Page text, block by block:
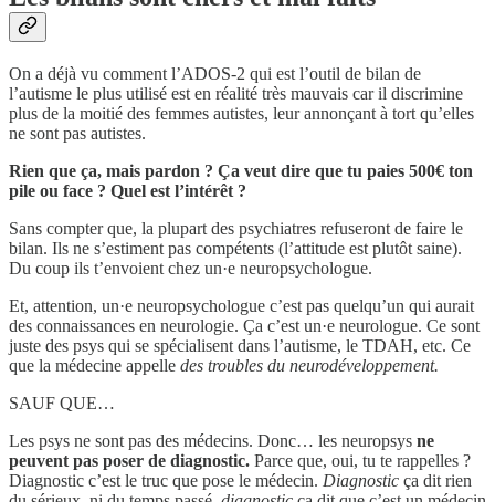
On a déjà vu comment l’ADOS-2 qui est l’outil de bilan de
l’autisme le plus utilisé est en réalité très mauvais car il discrimine
plus de la moitié des femmes autistes, leur annonçant à tort qu’elles
ne sont pas autistes.
Rien que ça, mais pardon ? Ça veut dire que tu paies 500€ ton
pile ou face ? Quel est l’intérêt ?
Sans compter que, la plupart des psychiatres refuseront de faire le
bilan. Ils ne s’estiment pas compétents (l’attitude est plutôt saine).
Du coup ils t’envoient chez un·e neuropsychologue.
Et, attention, un·e neuropsychologue c’est pas quelqu’un qui aurait
des connaissances en neurologie. Ça c’est un·e neurologue. Ce sont
juste des psys qui se spécialisent dans l’autisme, le TDAH, etc. Ce
que la médecine appelle des troubles du neurodéveloppement.
SAUF QUE…
Les psys ne sont pas des médecins. Donc… les neuropsys ne
peuvent pas poser de diagnostic. Parce que, oui, tu te rappelles ?
Diagnostic c’est le truc que pose le médecin. Diagnostic ça dit rien